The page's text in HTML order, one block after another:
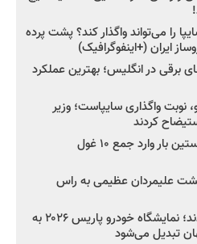
را می‌تواند واگذار کند؟ پشت پرده
ایران (+اینفوگرافیک)
برقی در انگلیس؛ بهترین عملکرد
نوبت واگذاری سایپاست؛ وزیر
کردند
۳ خودروساز چینی برای نخستین بار وارد جمع ۱۰ غول
علیمردان عظیمی به راس
چینی‌ها به قلب اروپا رسیدند؛ نمایشگاه خودرو پاریس ۲۰۲۶ به
تبدیل می‌شود